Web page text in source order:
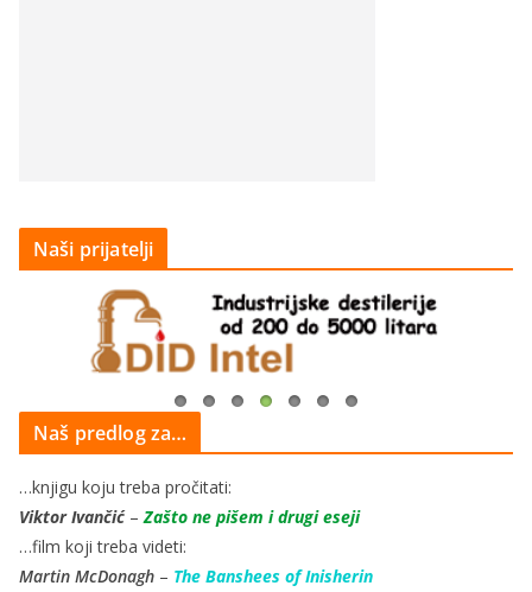
Naši prijatelji
Naš predlog za…
…knjigu koju treba pročitati:
Viktor Ivančić–Zašto ne pišem i drugi eseji
…film koji treba videti:
Martin McDonagh – The Banshees of Inisherin